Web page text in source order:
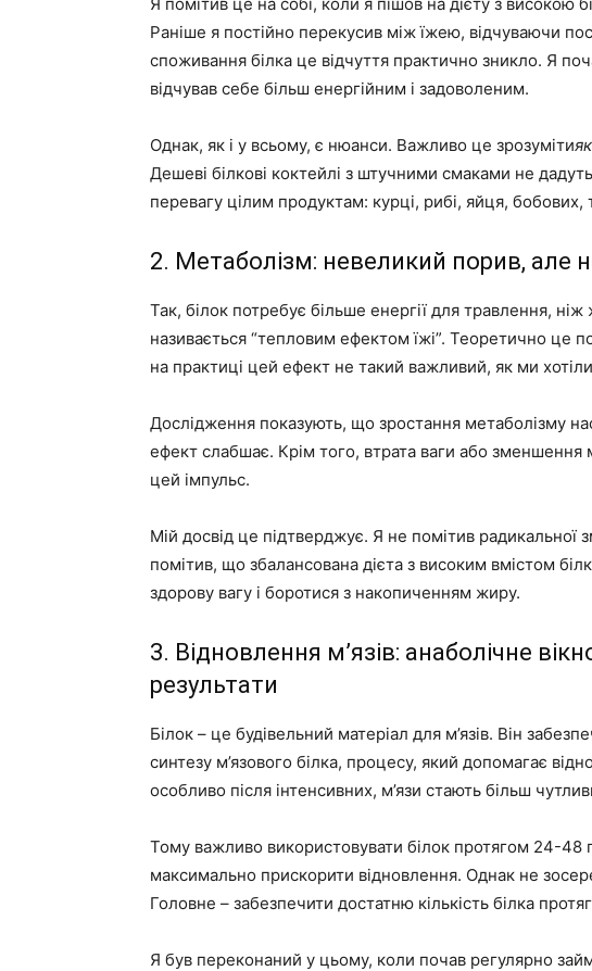
Раніше я постійно перекусив між їжею, відчуваючи
споживання білка це відчуття практично зникло. Я
відчував себе більш енергійним і задоволеним.
Однак, як і у всьому, є нюанси. Важливо це зрозуміти
Дешеві білкові коктейлі з штучними смаками не
перевагу цілим продуктам: курці, рибі, яйця, бобових,
2. Метаболізм: невеликий порив, але
Так, білок потребує більше енергії для травлення,
називається “тепловим ефектом їжі”. Теоретично це
на практиці цей ефект не такий важливий, як ми
Дослідження показують, що зростання метаболізму
ефект слабшає. Крім того, втрата ваги або зменшення
цей імпульс.
Мій досвід це підтверджує. Я не помітив радикальної
помітив, що збалансована дієта з високим вмістом
здорову вагу і боротися з накопиченням жиру.
3. Відновлення м’язів: анаболічне
результати
Білок – це будівельний матеріал для м’язів. Він
синтезу м’язового білка, процесу, який допомагає
особливо після інтенсивних, м’язи стають більш
Тому важливо використовувати білок протягом 24-48
максимально прискорити відновлення. Однак не
Головне – забезпечити достатню кількість білка
Я був переконаний у цьому, коли почав регулярно